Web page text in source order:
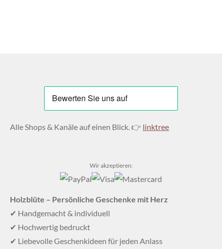
Alle Shops & Kanäle auf einen Blick. 👉 linktree
Wir akzeptieren:
Holzblüte – Persönliche Geschenke mit Herz
✔ Handgemacht & individuell
✔ Hochwertig bedruckt
✔ Liebevolle Geschenkideen für jeden Anlass